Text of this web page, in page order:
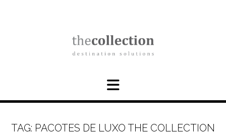
TAG: PACOTES DE LUXO THE COLLECTION